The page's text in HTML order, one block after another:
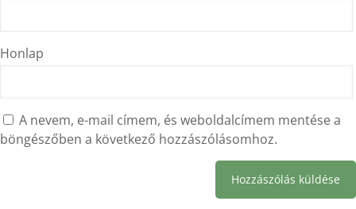
Honlap
A nevem, e-mail címem, és weboldalcímem mentése a
böngészőben a következő hozzászólásomhoz.